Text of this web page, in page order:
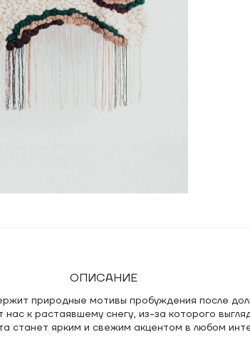
ОПИСАНИЕ
природные мотивы пробуждения после
нас к растаявшему снегу, из-за которого
станет ярким и свежим акцентом в любом